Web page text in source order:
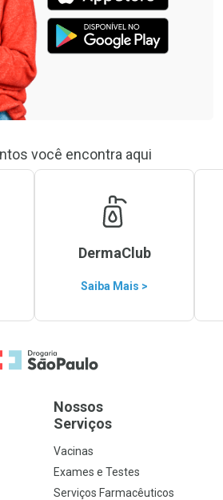
você encontra aqui
DermaClub
Saiba Mais >
a Home
Nossos
Serviços
Vacinas
Exames e Testes
Serviços Farmacêuticos